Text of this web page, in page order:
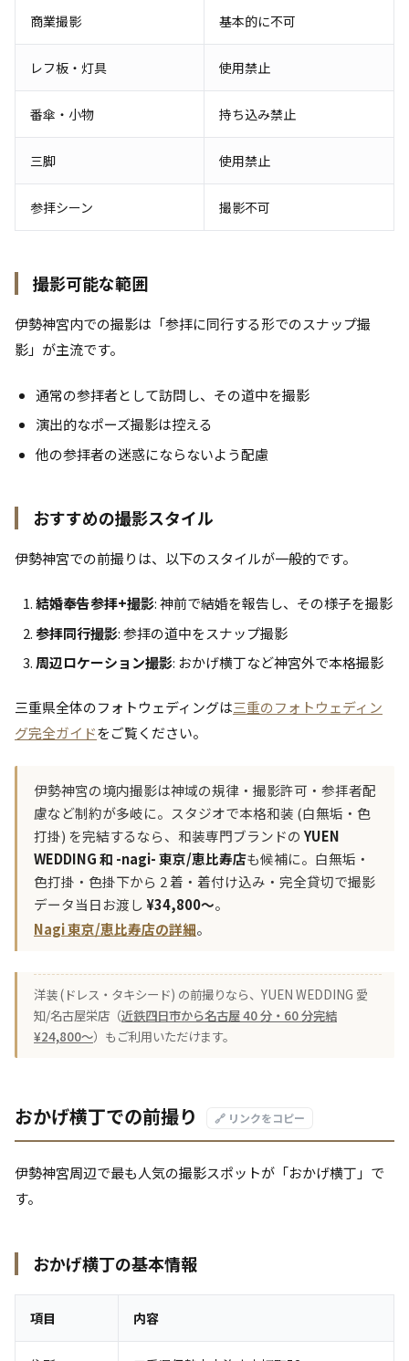
商業撮影 基本的に不可
レフ板・灯具 使用禁止
番傘・小物 持ち込み禁止
三脚 使用禁止
参拝シーン 撮影不可
撮影可能な範囲
伊勢神宮内での撮影は「参拝に同行する形でのスナップ撮
影」が主流です。
通常の参拝者として訪問し、その道中を撮影
演出的なポーズ撮影は控える
他の参拝者の迷惑にならないよう配慮
おすすめの撮影スタイル
伊勢神宮での前撮りは、以下のスタイルが一般的です。
結婚奉告参拝+撮影: 神前で結婚を報告し、その様子を撮影
参拝同行撮影: 参拝の道中をスナップ撮影
周辺ロケーション撮影: おかげ横丁など神宮外で本格撮影
三重県全体のフォトウェディングは三重のフォトウェディン
グ完全ガイドをご覧ください。
伊勢神宮の境内撮影は神域の規律・撮影許可・参拝者配
慮など制約が多岐に。スタジオで本格和装 (白無垢・色
打掛) を完結するなら、和装専門ブランドの YUEN
WEDDING 和 -nagi- 東京/恵比寿店も候補に。白無垢・
色打掛・色掛下から 2 着・着付け込み・完全貸切で撮影
データ当日お渡し¥34,800〜。
Nagi 東京/恵比寿店の詳細。
洋装 (ドレス・タキシード) の前撮りなら、YUEN WEDDING 愛
知/名古屋栄店（近鉄四日市から名古屋 40 分・60 分完結
¥24,800〜）もご利用いただけます。
おかげ横丁での前撮り 🔗 リンクをコピー
伊勢神宮周辺で最も人気の撮影スポットが「おかげ横丁」で
す。
おかげ横丁の基本情報
項目 内容